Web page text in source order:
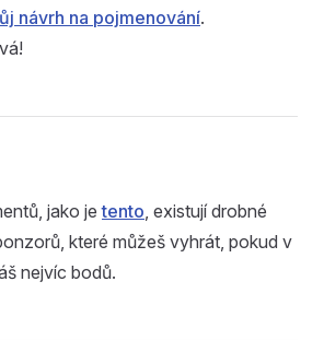
návrh na pojmenování.
jako jetento, existují drobné
které můžeš vyhrát, pokud v
nejvíc bodů.